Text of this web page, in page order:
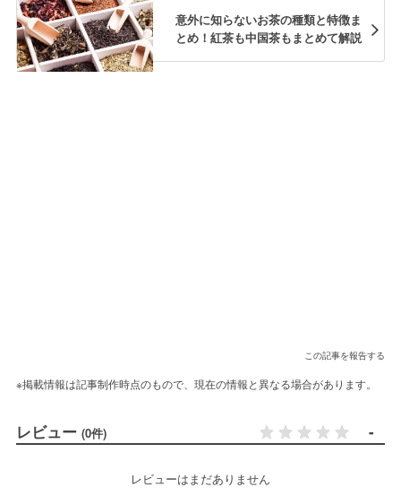
意外に知らないお茶の種類と特徴ま
とめ！紅茶も中国茶もまとめて解説
この記事を報告する
※掲載情報は記事制作時点のもので、現在の情報と異なる場合があります。
レビュー (0件) -
レビューはまだありません